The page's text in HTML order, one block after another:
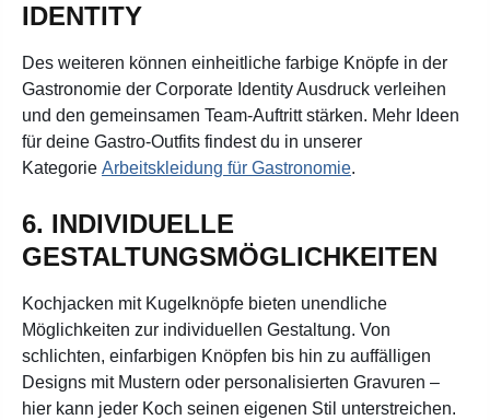
IDENTITY
Des weiteren können einheitliche farbige Knöpfe in der
Gastronomie der Corporate Identity Ausdruck verleihen
und den gemeinsamen Team-Auftritt stärken. Mehr Ideen
für deine Gastro-Outfits findest du in unserer
Kategorie Arbeitskleidung für Gastronomie.
6. INDIVIDUELLE
GESTALTUNGSMÖGLICHKEITEN
Kochjacken mit Kugelknöpfe bieten unendliche
Möglichkeiten zur individuellen Gestaltung. Von
schlichten, einfarbigen Knöpfen bis hin zu auffälligen
Designs mit Mustern oder personalisierten Gravuren –
hier kann jeder Koch seinen eigenen Stil unterstreichen.